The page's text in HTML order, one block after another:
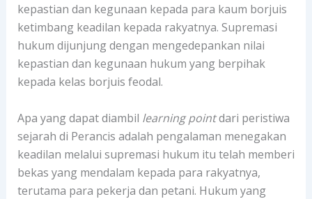
kepastian dan kegunaan kepada para kaum borjuis
ketimbang keadilan kepada rakyatnya. Supremasi
hukum dijunjung dengan mengedepankan nilai
kepastian dan kegunaan hukum yang berpihak
kepada kelas borjuis feodal.
Apa yang dapat diambil learning pointdari peristiwa
sejarah di Perancis adalah pengalaman menegakan
keadilan melalui supremasi hukum itu telah memberi
bekas yang mendalam kepada para rakyatnya,
terutama para pekerja dan petani. Hukum yang